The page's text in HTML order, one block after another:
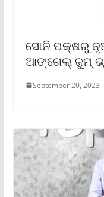
ସୋନି ପକ୍ଷରୁ
ଆଙ୍ଗେଲ୍ ଜୁମ୍
September 20, 2023